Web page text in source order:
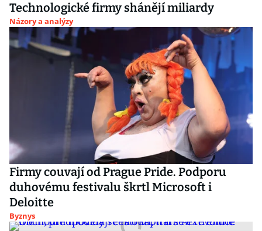
Technologické firmy shánějí miliardy
Názory a analýzy
Firmy couvají od Prague Pride. Podporu
duhovému festivalu škrtl Microsoft i
Deloitte
Byznys